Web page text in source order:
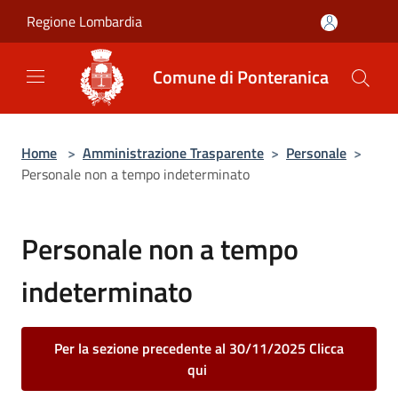
Regione Lombardia
Comune di Ponteranica
Home > Amministrazione Trasparente > Personale >
Personale non a tempo indeterminato
Personale non a tempo
indeterminato
Per la sezione precedente al 30/11/2025 Clicca
qui